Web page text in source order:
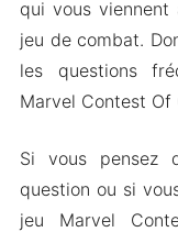
qui vous viennent
jeu de combat.
les questions
Marvel Contest Of
Si vous pensez
question ou si
jeu Marvel